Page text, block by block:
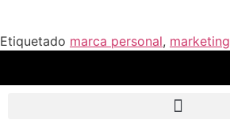
Etiquetado marca personal, marketing